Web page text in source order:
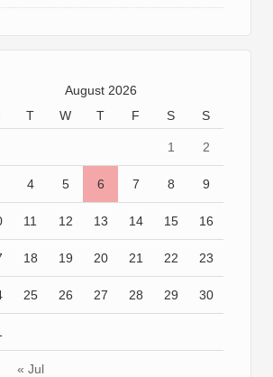
August 2026
T W T F S S
« Jul
1 2
4 5 6 7 8 9
11 12 13 14 15 16
18 19 20 21 22 23
25 26 27 28 29 30